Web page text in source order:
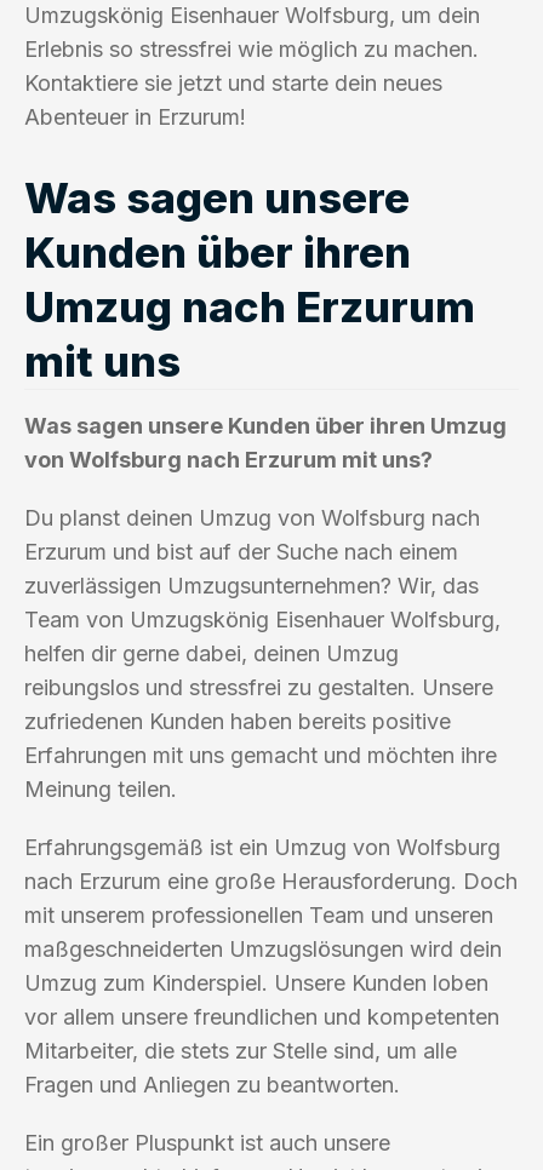
Umzugskönig Eisenhauer Wolfsburg, um dein
Erlebnis so stressfrei wie möglich zu machen.
Kontaktiere sie jetzt und starte dein neues
Abenteuer in Erzurum!
Was sagen unsere
Kunden über ihren
Umzug nach Erzurum
mit uns
Was sagen unsere Kunden über ihren Umzug
von Wolfsburg nach Erzurum mit uns?
Du planst deinen Umzug von Wolfsburg nach
Erzurum und bist auf der Suche nach einem
zuverlässigen Umzugsunternehmen? Wir, das
Team von Umzugskönig Eisenhauer Wolfsburg,
helfen dir gerne dabei, deinen Umzug
reibungslos und stressfrei zu gestalten. Unsere
zufriedenen Kunden haben bereits positive
Erfahrungen mit uns gemacht und möchten ihre
Meinung teilen.
Erfahrungsgemäß ist ein Umzug von Wolfsburg
nach Erzurum eine große Herausforderung. Doch
mit unserem professionellen Team und unseren
maßgeschneiderten Umzugslösungen wird dein
Umzug zum Kinderspiel. Unsere Kunden loben
vor allem unsere freundlichen und kompetenten
Mitarbeiter, die stets zur Stelle sind, um alle
Fragen und Anliegen zu beantworten.
Ein großer Pluspunkt ist auch unsere